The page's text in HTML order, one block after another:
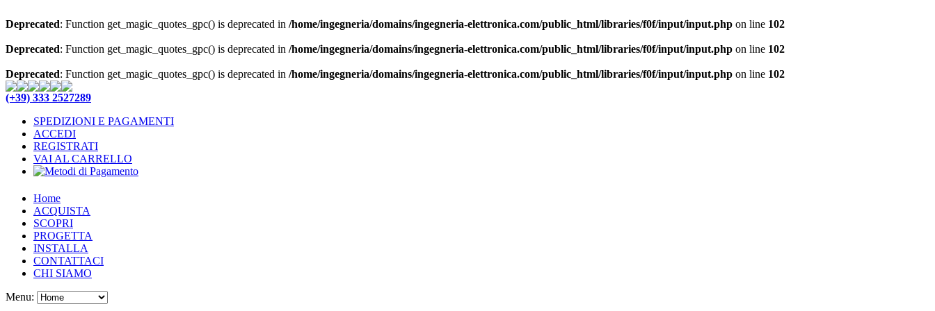
Deprecated: Function get_magic_quotes_gpc() is deprecated in /home/ingegneria/domains/ingegneria-elettronica.com/public_html/libraries/f0f/input/input.php on line 102
Deprecated: Function get_magic_quotes_gpc() is deprecated in /home/ingegneria/domains/ingegneria-elettronica.com/public_html/libraries/f0f/input/input.php on line 102
Deprecated: Function get_magic_quotes_gpc() is deprecated in /home/ingegneria/domains/ingegneria-elettronica.com/public_html/libraries/f0f/input/input.php on line 102
(+39) 333 2527289
SPEDIZIONI E PAGAMENTI
ACCEDI
REGISTRATI
VAI AL CARRELLO
Home
ACQUISTA
SCOPRI
PROGETTA
INSTALLA
CONTATTACI
CHI SIAMO
Menu: